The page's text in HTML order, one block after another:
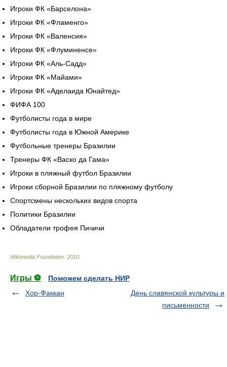
Игроки ФК «Барселона»
Игроки ФК «Фламенго»
Игроки ФК «Валенсия»
Игроки ФК «Флуминенсе»
Игроки ФК «Аль-Садд»
Игроки ФК «Майами»
Игроки ФК «Аделаида Юнайтед»
ФИФА 100
Футболисты года в мире
Футболисты года в Южной Америке
Футбольные тренеры Бразилии
Тренеры ФК «Васко да Гама»
Игроки в пляжный футбол Бразилии
Игроки сборной Бразилии по пляжному футболу
Спортсмены нескольких видов спорта
Политики Бразилии
Обладатели трофея Пичичи
Wikimedia Foundation 2010
Игры ⚽
Поможем сделать НИР
Хор-Факкан
День славянской культуры и
письменности